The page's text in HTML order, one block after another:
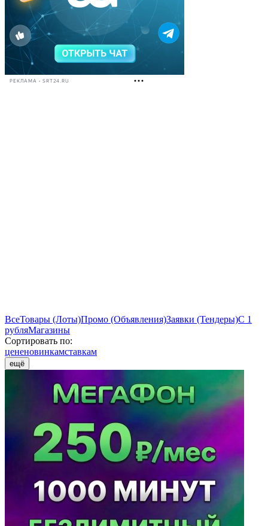
РЕКЛАМА • SRT24.RU
ВсеТовары (Лоты)Промо (Объявления)Заявки (Тендеры)С 1
рубляМагазины
Сортировать по:
цененовинкамставкам
ещё